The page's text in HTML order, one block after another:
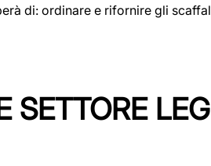
di: ordinare e rifornire gli
SETTORE